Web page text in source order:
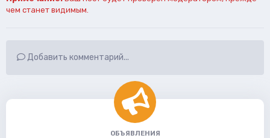
чем станет видимым.
Добавить комментарий...
ОБЪЯВЛЕНИЯ